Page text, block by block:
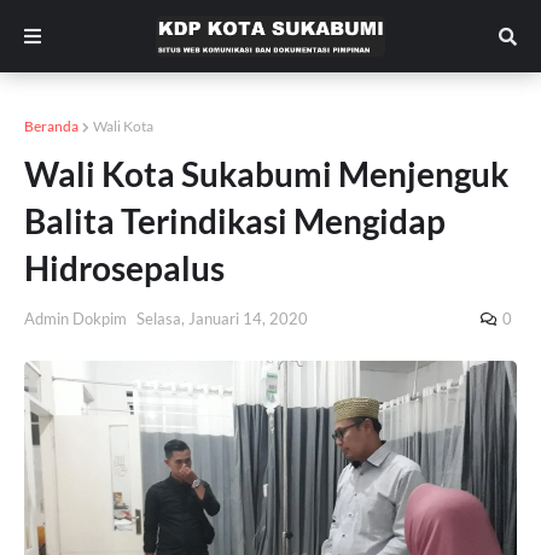
Beranda Wali Kota
Wali Kota Sukabumi Menjenguk
Balita Terindikasi Mengidap
Hidrosepalus
Admin Dokpim Selasa, Januari 14, 2020 0